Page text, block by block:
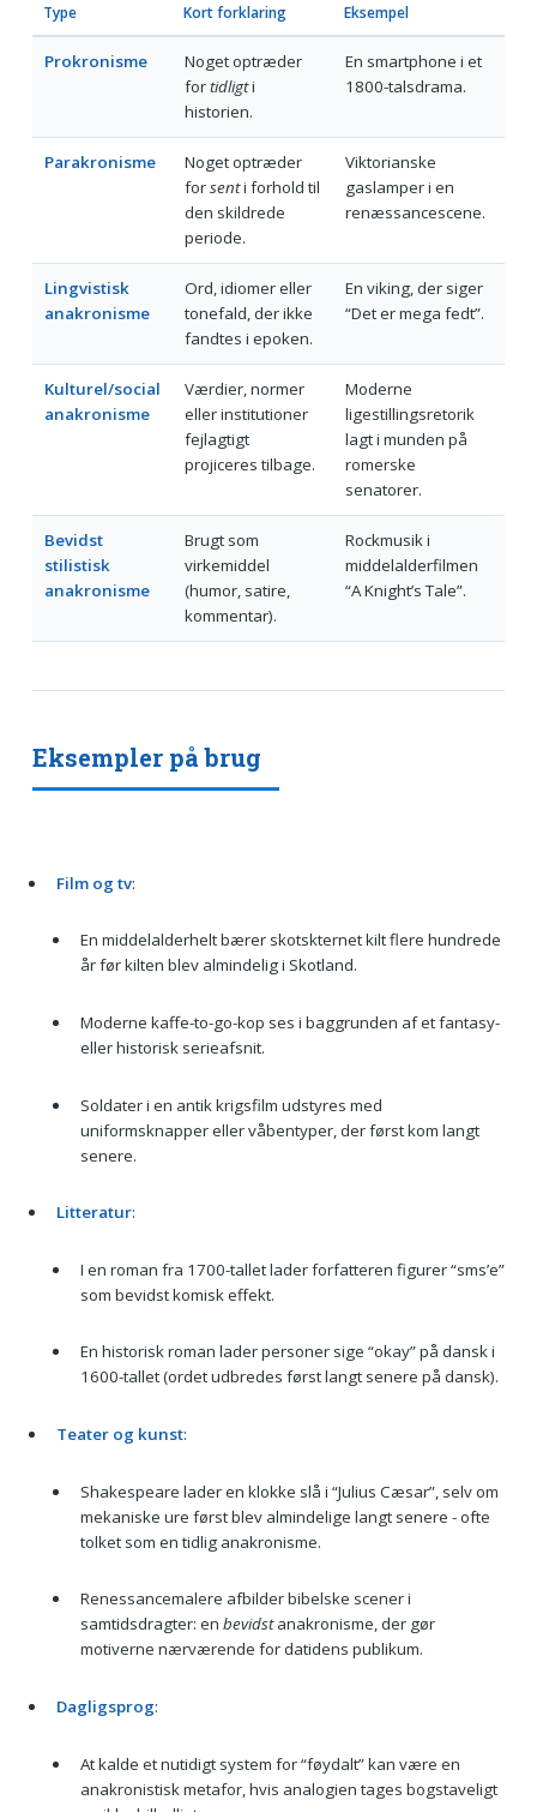
Type Kort forklaring Eksempel
Prokronisme
Noget optræder
fortidligti
historien.
En smartphone i et
1800-talsdrama.
Parakronisme
Noget optræder
forsenti forhold til
den skildrede
periode.
Viktorianske
gaslamper i en
renæssancescene.
Lingvistisk
anakronisme
Ord, idiomer eller
tonefald, der ikke
fandtes i epoken.
En viking, der siger
“Det er mega fedt”.
Kulturel/social
anakronisme
Værdier, normer
eller institutioner
fejlagtigt
projiceres tilbage.
Moderne
ligestillingsretorik
lagt i munden på
romerske
senatorer.
Bevidst
stilistisk
anakronisme
Brugt som
virkemiddel
(humor, satire,
kommentar).
Rockmusik i
middelalderfilmen
“A Knight’s Tale”.
Eksempler på brug
Film og tv:
En middelalderhelt bærer skotskternet kilt flere hundrede
år før kilten blev almindelig i Skotland.
Moderne kaffe-to-go-kop ses i baggrunden af et fantasy-
eller historisk serieafsnit.
Soldater i en antik krigsfilm udstyres med
uniformsknapper eller våbentyper, der først kom langt
senere.
Litteratur:
I en roman fra 1700-tallet lader forfatteren figurer “sms’e”
som bevidst komisk effekt.
En historisk roman lader personer sige “okay” på dansk i
1600-tallet (ordet udbredes først langt senere på dansk).
Teater og kunst:
Shakespeare lader en klokke slå i “Julius Cæsar”, selv om
mekaniske ure først blev almindelige langt senere - ofte
tolket som en tidlig anakronisme.
Renessancemalere afbilder bibelske scener i
samtidsdragter: en bevidstanakronisme, der gør
motiverne nærværende for datidens publikum.
Dagligsprog:
At kalde et nutidigt system for “føydalt” kan være en
anakronistisk metafor, hvis analogien tages bogstaveligt